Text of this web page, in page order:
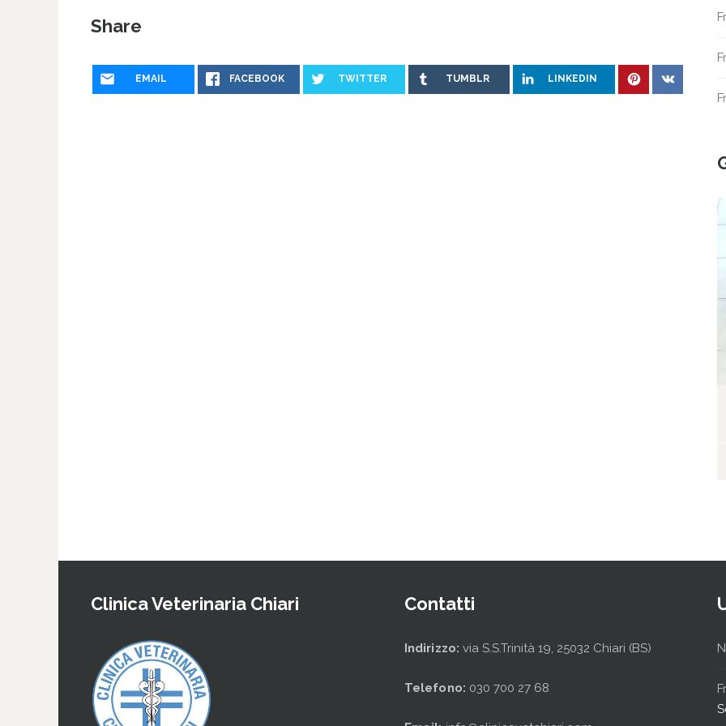
Share
EMAIL FACEBOOK TWITTER TUMBLR LINKEDIN
Clinica Veterinaria Chiari Contatti
Indirizzo: via S.S.Trinità 19, 25032 Chiari (BS)
Telefono: 030 700 27 68